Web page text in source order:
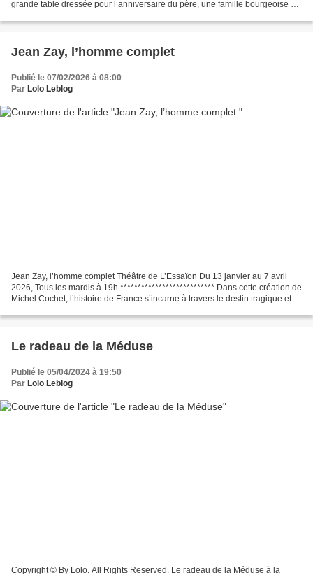
grande table dressée pour l’anniversaire du père, une famille bourgeoise se
Jean Zay, l’homme complet
Publié le 07/02/2026 à 08:00
Par Lolo Leblog
Jean Zay, l’homme complet Théâtre de L’Essaïon Du 13 janvier au 7 avril
2026, Tous les mardis à 19h *************************** Dans cette création de
Michel Cochet, l’histoire de France s’incarne à travers le destin tragique et
Le radeau de la Méduse
Publié le 05/04/2024 à 19:50
Par Lolo Leblog
Copyright © By Lolo. All Rights Reserved. Le radeau de la Méduse à la